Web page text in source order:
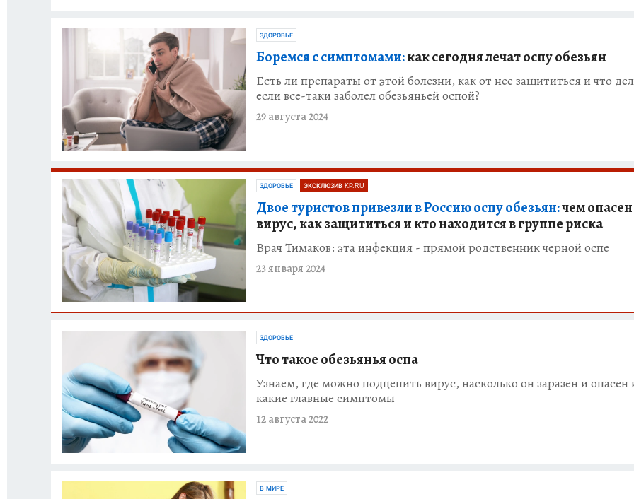
ЗДОРОВЬЕ
Боремся с симптомами:как сегодня лечат оспу обезьян
Есть ли препараты от этой болезни, как от нее защититься и что
если все-таки заболел обезьяньей оспой?
29 августа 2024
ЗДОРОВЬЕ ЭКСКЛЮЗИВ KP.RU
Двое туристов привезли в Россию оспу обезьян:чем опасен
вирус, как защититься и кто находится в группе риска
Врач Тимаков: эта инфекция - прямой родственник черной оспе
23 января 2024
ЗДОРОВЬЕ
Что такое обезьянья оспа
Узнаем, где можно подцепить вирус, насколько он заразен и опасен
какие главные симптомы
12 августа 2022
В МИРЕ